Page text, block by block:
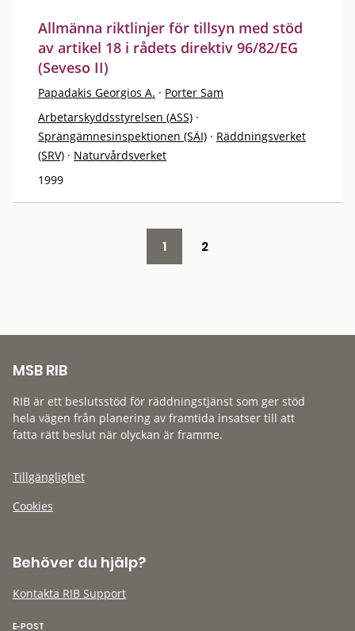
Allmänna riktlinjer för tillsyn med stöd
av artikel 18 i rådets direktiv 96/82/EG
(Seveso II)
Papadakis Georgios A. · Porter Sam
Arbetarskyddsstyrelsen (ASS) ·
Sprängämnesinspektionen (SÄI) · Räddningsverket
(SRV) · Naturvårdsverket
1999
1 2
MSB RIB
RIB är ett beslutsstöd för räddningstjänst som ger stöd
hela vägen från planering av framtida insatser till att
fatta rätt beslut när olyckan är framme.
Tillgänglighet
Cookies
Behöver du hjälp?
Kontakta RIB Support
E-POST